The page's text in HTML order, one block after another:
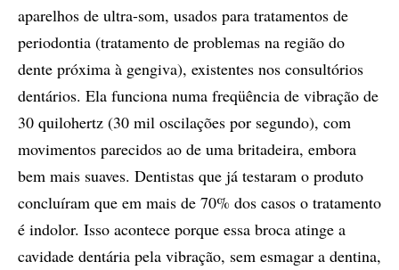
aparelhos de ultra-som, usados para tratamentos de
periodontia (tratamento de problemas na região do
dente próxima à gengiva), existentes nos consultórios
dentários. Ela funciona numa freqüência de vibração de
30 quilohertz (30 mil oscilações por segundo), com
movimentos parecidos ao de uma britadeira, embora
bem mais suaves. Dentistas que já testaram o produto
concluíram que em mais de 70% dos casos o tratamento
é indolor. Isso acontece porque essa broca atinge a
cavidade dentária pela vibração, sem esmagar a dentina,